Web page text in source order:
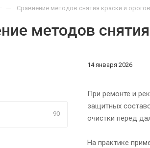
— Сравнение методов снятия краски и
методов
14 января 2026
При ремонте и
защитных
очистки перед
На практике
90